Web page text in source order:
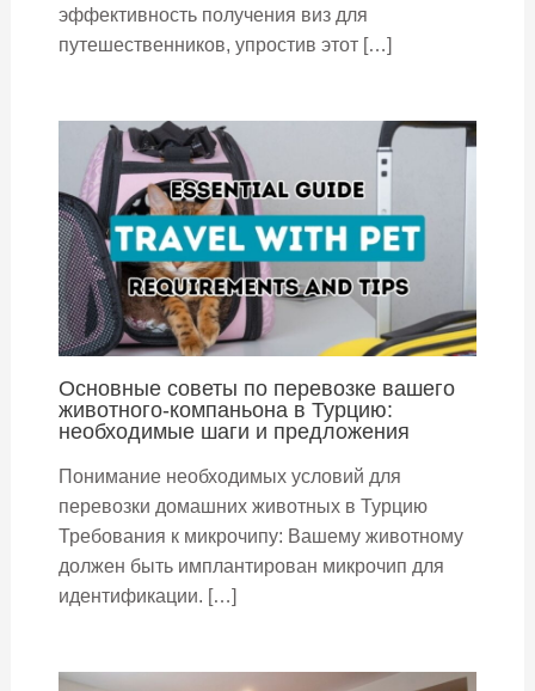
эффективность получения виз для
путешественников, упростив этот […]
Основные советы по перевозке вашего
животного-компаньона в Турцию:
необходимые шаги и предложения
Понимание необходимых условий для
перевозки домашних животных в Турцию
Требования к микрочипу: Вашему животному
должен быть имплантирован микрочип для
идентификации. […]